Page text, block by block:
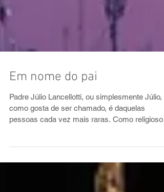
Em nome do pai
Padre Júlio Lancellotti, ou simplesmente Júlio,
como gosta de ser chamado, é daquelas
leva a...